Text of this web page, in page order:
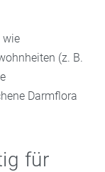
wie
(z. B.
Darmflora
für